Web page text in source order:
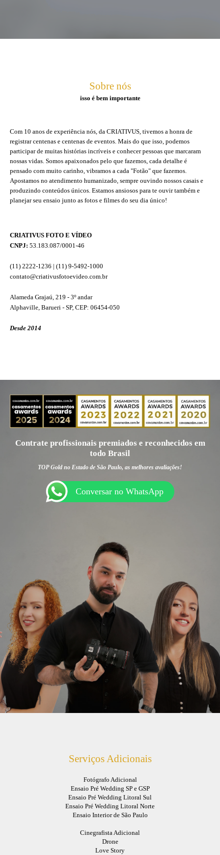
Sobre nós
isso é bem importante
Com 10 anos de experiência nós, da CRIATIVUS, tivemos a honra de
registrar centenas e centenas de eventos. Mais do que isso, podemos
participar de muitas histórias incríveis e conhecer pessoas que marcaram
nossas vidas. Somos apaixonados pelo que fazemos, cada detalhe é
pensado com muito carinho, vibramos a cada "Fotão" que fazemos.
Apostamos no atendimento humanizado, sempre ouvindo nossos casais e
produzindo conteúdos únicos. Estamos ansiosos para te ouvir também e
planejar seu ensaio junto as fotos e filmes do seu dia único!
CRIATIVUS FOTO E VÍDEO
CNPJ: 53.183.087/0001-46
(11) 2222-1236 | (11) 9-5492-1000
contato@criativusfotoevideo.com.br
Alameda Grajaú, 219 - 3º andar
Alphaville, Barueri - SP, CEP: 06454-050
Desde 2014
Contrate profissionais premiados e reconhecidos em
todo Brasil
TOP Gold no Estado de São Paulo, as melhores avaliações!
Conversar no WhatsApp
Serviços Adicionais
Fotógrafo Adicional
Ensaio Pré Wedding SP e GSP
Ensaio Pré Wedding Litoral Sul
Ensaio Pré Wedding Litoral Norte
Ensaio Interior de São Paulo
Cinegrafista Adicional
Drone
Love Story